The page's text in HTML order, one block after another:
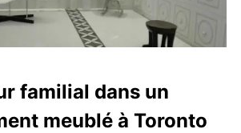
familial dans un
meublé à Toronto